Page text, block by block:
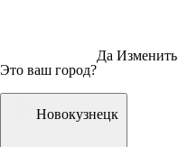
Это ваш город?
Да Изменить
Новокузнецк